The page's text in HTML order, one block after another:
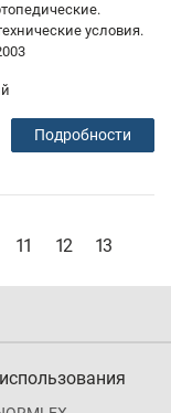
условия.
Подробности
11 12 13